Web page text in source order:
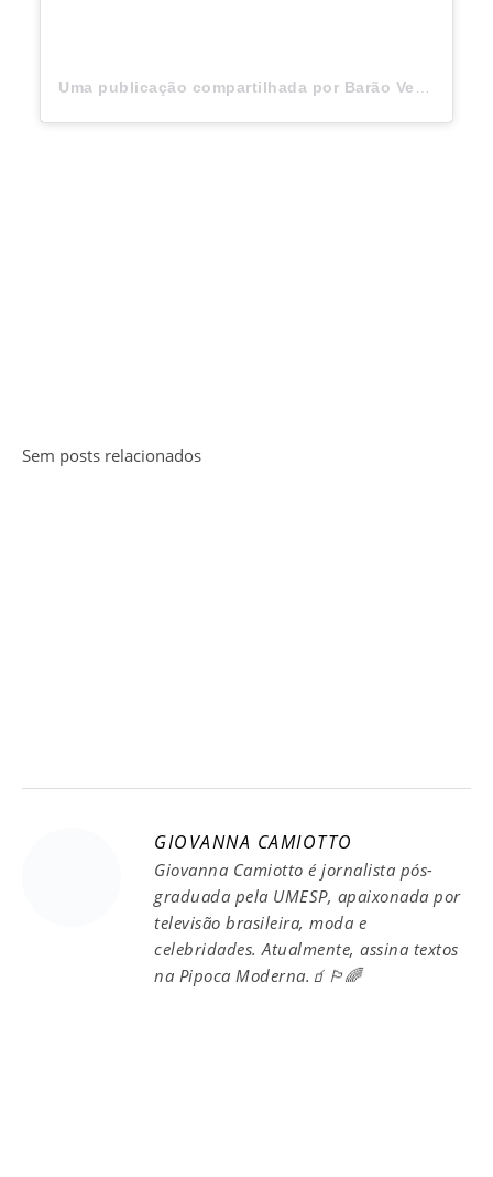
Uma publicação compartilhada por Barão Vermelho (@baraovermelhooficial)
Sem posts relacionados
GIOVANNA CAMIOTTO
Giovanna Camiotto é jornalista pós-
graduada pela UMESP, apaixonada por
televisão brasileira, moda e
celebridades. Atualmente, assina textos
na Pipoca Moderna.🧃🏳️‍🌈